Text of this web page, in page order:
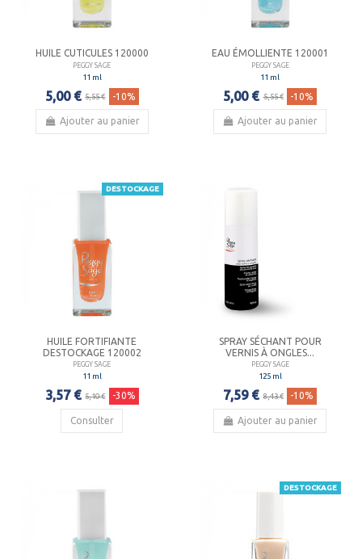
HUILE CUTICULES 120000
PEGGY SAGE
11 ml
5,00 € 5,55 € -10%
Ajouter au panier
EAU ÉMOLLIENTE 120001
PEGGY SAGE
11 ml
5,00 € 5,55 € -10%
Ajouter au panier
DESTOCKAGE
HUILE FORTIFIANTE
DESTOCKAGE 120002
PEGGY SAGE
11 ml
3,57 € 5,10 € -30%
Consulter
SPRAY SÉCHANT POUR
VERNIS À ONGLES...
PEGGY SAGE
125 ml
7,59 € 8,43 € -10%
Ajouter au panier
DESTOCKAGE